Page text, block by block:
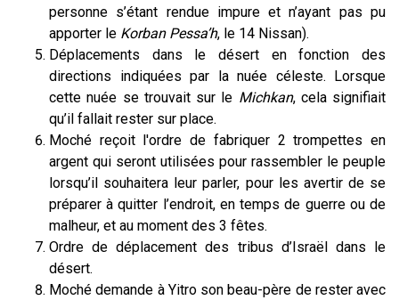
personne s’étant rendue impure et n’ayant pas pu
apporter le Korban Pessa’h, le 14 Nissan).
Déplacements dans le désert en fonction des
directions indiquées par la nuée céleste. Lorsque
cette nuée se trouvait sur le Michkan, cela signifiait
qu’il fallait rester sur place.
Moché reçoit l'ordre de fabriquer 2 trompettes en
argent qui seront utilisées pour rassembler le peuple
lorsqu’il souhaitera leur parler, pour les avertir de se
préparer à quitter l’endroit, en temps de guerre ou de
malheur, et au moment des 3 fêtes.
Ordre de déplacement des tribus d’Israël dans le
désert.
Moché demande à Yitro son beau-père de rester avec